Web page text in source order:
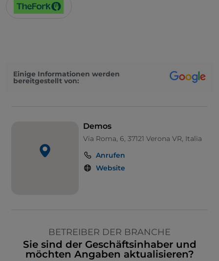
Einige Informationen werden
bereitgestellt von:
Demos
Via Roma, 6, 37121 Verona VR, Italia
Anrufen
Website
BETREIBER DER BRANCHE
Sie sind der Geschäftsinhaber und
möchten Angaben aktualisieren?